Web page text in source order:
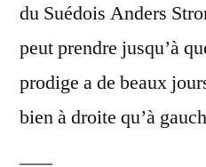
du Suédois Anders
peut prendre jusqu’à
prodige a de beaux
bien à droite qu’à